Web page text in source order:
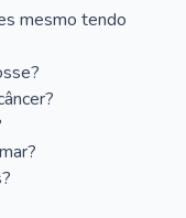
mesmo tendo